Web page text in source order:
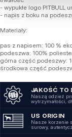
- wypukłe logo PITBULL
- napis z boku na
Materiały:
pas z napisem: 100 %
podeszwa: 100%
górna część podeszwy:
środkowa część
JAKOŚĆ TO
Naszą odzież
wytrzymałości,
US ORIGIN
Nasze korzenie
surowy,